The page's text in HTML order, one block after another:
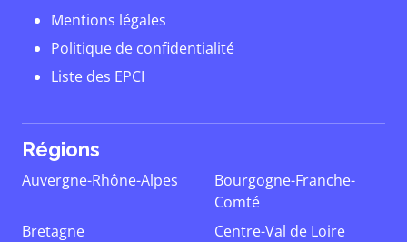
Mentions légales
Politique de confidentialité
Liste des EPCI
Régions
Auvergne-Rhône-Alpes
Bourgogne-Franche-
Comté
Bretagne
Centre-Val de Loire